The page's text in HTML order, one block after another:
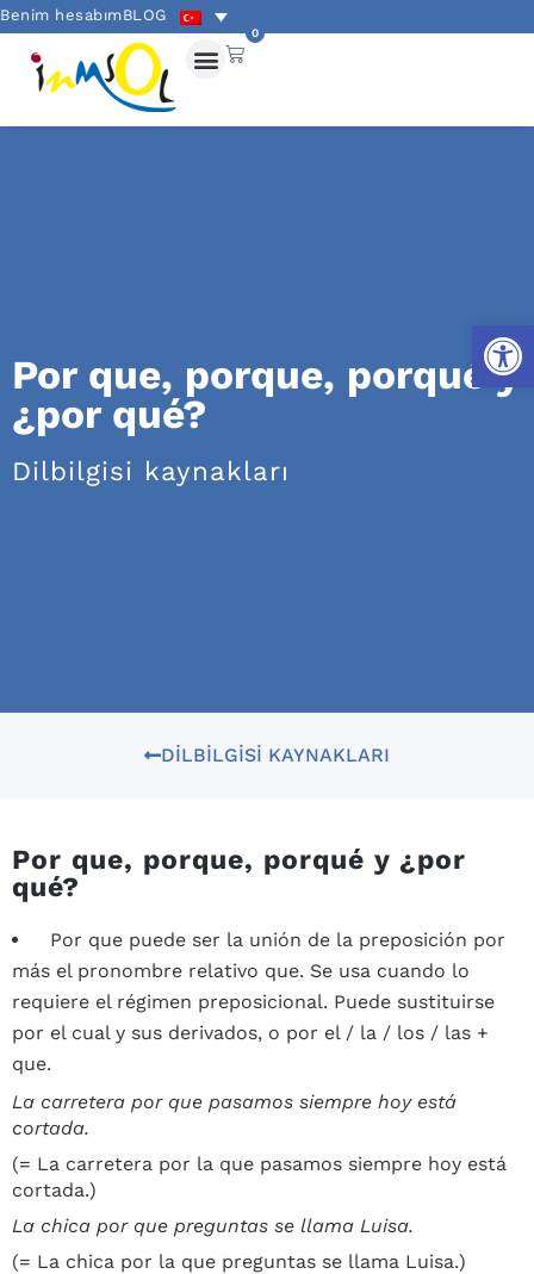
Benim hesabımBLOG
0
Por que, porque, porqué y
¿por qué?
Dilbilgisi kaynakları
DILBILGISI KAYNAKLARI
Por que, porque, porqué y ¿por
qué?
Por que puede ser la unión de la preposición por
más el pronombre relativo que. Se usa cuando lo
requiere el régimen preposicional. Puede sustituirse
por el cual y sus derivados, o por el / la / los / las +
que.
La carretera por que pasamos siempre hoy está
cortada.
(= La carretera por la que pasamos siempre hoy está
cortada.)
La chica por que preguntas se llama Luisa.
(= La chica por la que preguntas se llama Luisa.)